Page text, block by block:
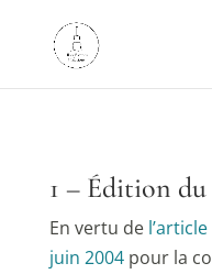
1 – Édition
En vertu de
juin 2004 pour la